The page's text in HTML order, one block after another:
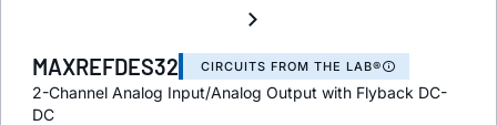
MAXREFDES32 CIRCUITS FROM THE LAB®
2-Channel Analog Input/Analog Output with Flyback DC-
DC